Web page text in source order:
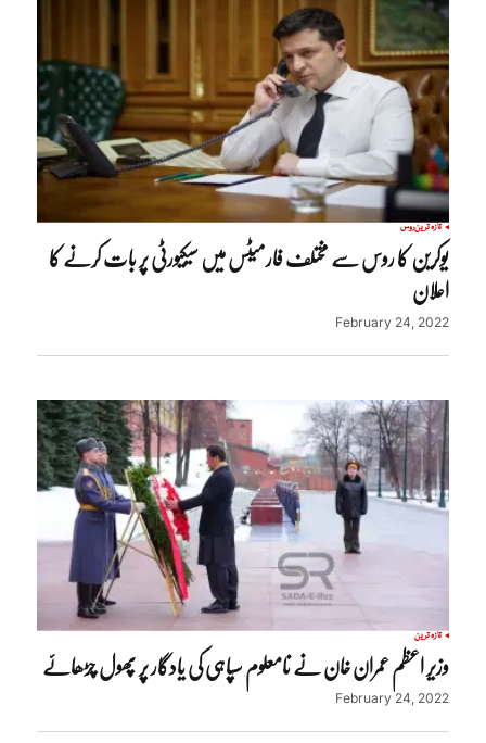
تازہ ترینروس
یوکرین کا روس سے مختلف فارمیٹس میں سیکیورٹی پر بات کرنے کا
اعلان
February 24, 2022
تازہ ترین
وزیر اعظم عمران خان نے نامعلوم سپاہی کی یادگار پر پھول چڑھائے
February 24, 2022